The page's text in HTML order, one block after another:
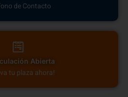
de Contacto
Abierta
tu plaza ahora!